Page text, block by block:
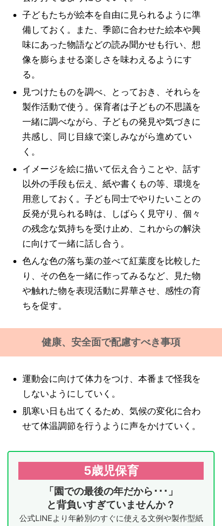
子どもたちが絵本を自由に見られるように準
備しておく。また、季節に合わせた絵本や興
味にあった物語などの読み聞かせも行い、想
像を膨らませる楽しさを味わえるようにす
る。
見つけたものを調べ、とっておき、それらを
製作活動で使う。保育者は子どもの不思議を
一緒に調べながら、子どもの発見や気づきに
共感し、同じ目線で楽しみながら進めてい
く。
イメージを絵に描いて伝え合うことや、話す
以外の手段も伝え、紙や書くもの等、環境を
用意しておく。子ども同士でやりたいことの
反発が見られる時は、しばらく見守り、個々
の残念な気持ちを受け止め、これからの解決
に向けて一緒に話し合う。
色んな色の落ち葉の並べて紅葉度を比較した
り、その色を一緒に作ってみるなど、見た物
や触れた物を表現活動に昇華させ、感性の育
ちを促す。
健康、安全面で配慮すべき事項
運動会に向けて体力をつけ、本番まで怪我を
しないようにしていく。
肌寒い日も出てくるため、気候の変化に合わ
せて体温調節を行うように声をかけていく。
5歳児保育
「園での最後の年だから･･･」
と背負いすぎていませんか？
公式LINEより年齢別のすぐに使える文例や製作型紙